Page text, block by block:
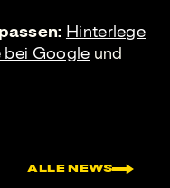
Hinterlege
bei Google und
ALLE NEWS